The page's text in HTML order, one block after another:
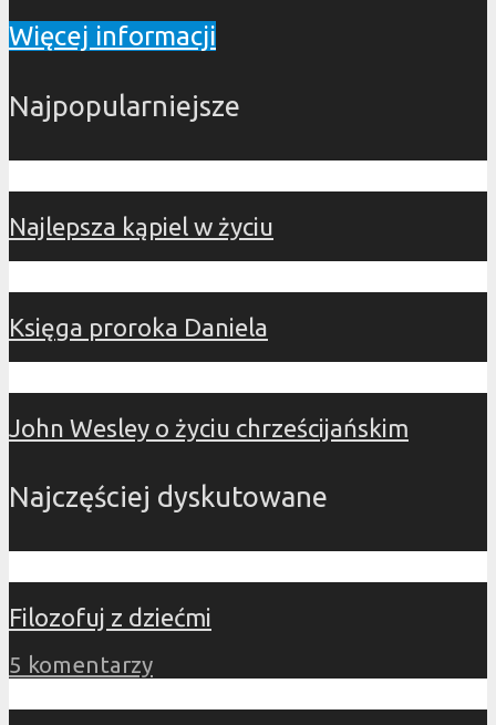
Więcej informacji
Najpopularniejsze
Najlepsza kąpiel w życiu
Księga proroka Daniela
John Wesley o życiu chrześcijańskim
Najczęściej dyskutowane
Filozofuj z dziećmi
5 komentarzy